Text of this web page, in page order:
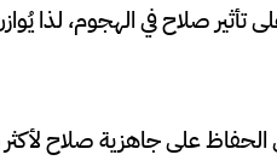
صلاح في الهجوم، لذا يُوازن
الحفاظ على جاهزية صلاح